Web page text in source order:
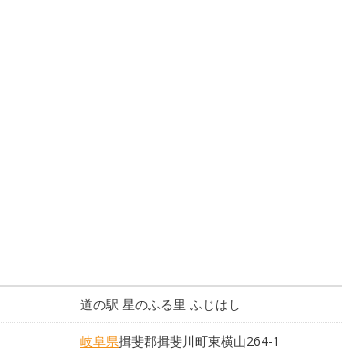
道の駅 星のふる里 ふじはし
岐阜県揖斐郡揖斐川町東横山264-1